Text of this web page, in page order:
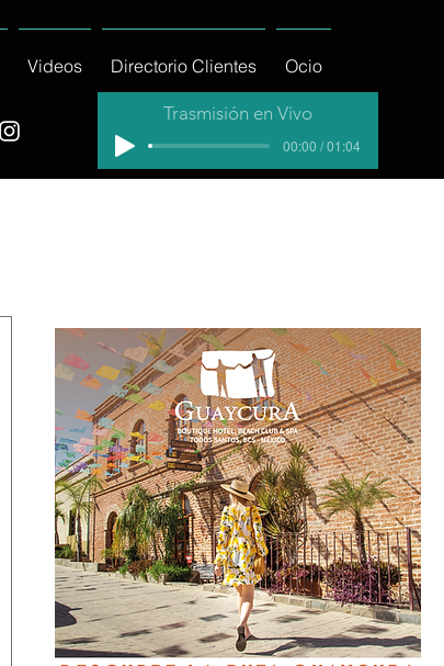
Videos Directorio Clientes Ocio
Trasmisión en Vivo
00:00 / 01:04